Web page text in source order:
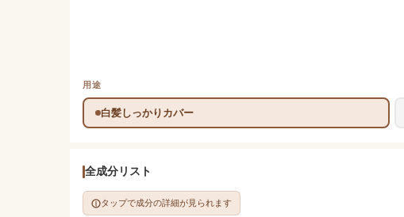
用途
白髪しっかりカバー
全成分リスト
タップで成分の詳細が見られます